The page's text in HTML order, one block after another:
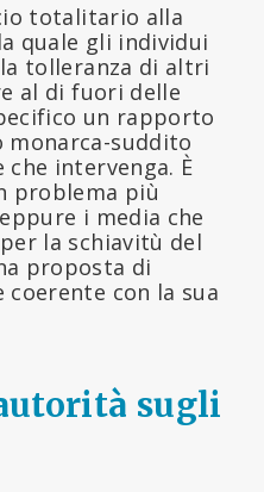
totalitario alla
quale gli individui
tolleranza di altri
al di fuori delle
un rapporto
suddito
intervenga. È
problema più
i media che
la schiavitù del
proposta di
con la sua
sugli